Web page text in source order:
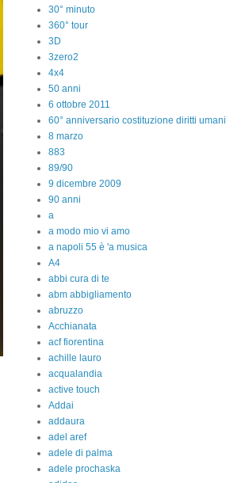
30° minuto
360° tour
3D
3zero2
4x4
50 anni
6 ottobre 2011
60° anniversario costituzione diritti umani
8 marzo
883
89/90
9 dicembre 2009
90 anni
a
a modo mio vi amo
a napoli 55 è 'a musica
A4
abbi cura di te
abm abbigliamento
abruzzo
Acchianata
acf fiorentina
achille lauro
acqualandia
active touch
Addai
addaura
adel aref
adele di palma
adele prochaska